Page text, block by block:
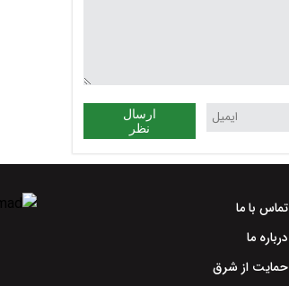
ارسال
نظر
تماس با ما
درباره ما
حمایت از شرق